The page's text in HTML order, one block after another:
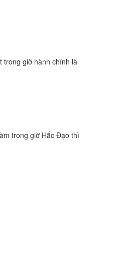
trong giờ hành chính là
trong giờ Hắc Đạo thì